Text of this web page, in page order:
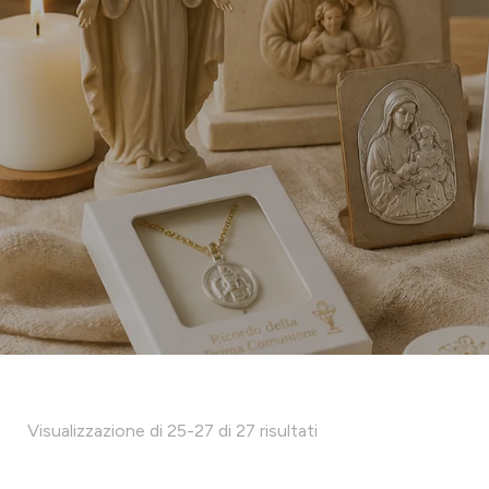
Visualizzazione di 25-27 di 27 risultati